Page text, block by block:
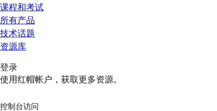
课程和考试
所有产品
技术话题
资源库
登录
使用红帽帐户，获取更多资源。
控制台访问